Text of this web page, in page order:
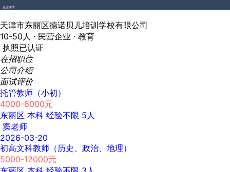
企业详情
天津市东丽区德诺贝儿培训学校有限公司
10-50人 · 民营企业 · 教育
执照已认证
在招职位
公司介绍
面试评价
托管教师（小初）
4000-6000元
东丽区 本科 经验不限 5人
窦老师
2026-03-20
初高文科教师（历史、政治、地理）
5000-12000元